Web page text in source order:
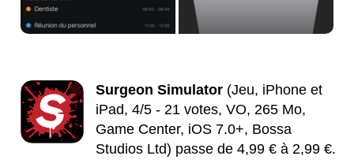
Surgeon Simulator (Jeu, iPhone et
iPad, 4/5 - 21 votes, VO, 265 Mo,
Game Center, iOS 7.0+, Bossa
Studios Ltd) passe de 4,99 € à 2,99 €.